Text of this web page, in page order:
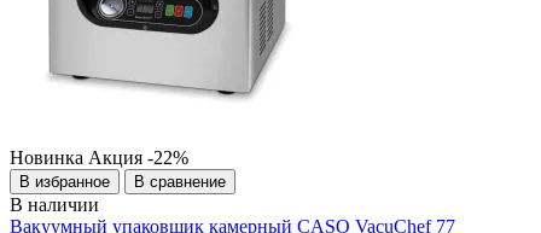
Новинка Акция -22%
В избранное В сравнение
В наличии
Вакуумный упаковщик камерный CASO VacuChef 77